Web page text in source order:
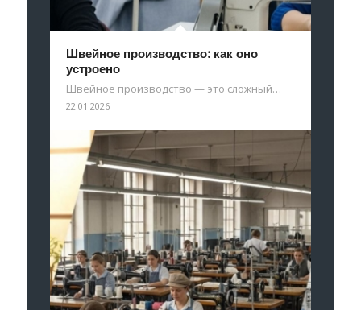
Швейное производство: как оно
устроено
Швейное производство — это сложный…
22.01.2026